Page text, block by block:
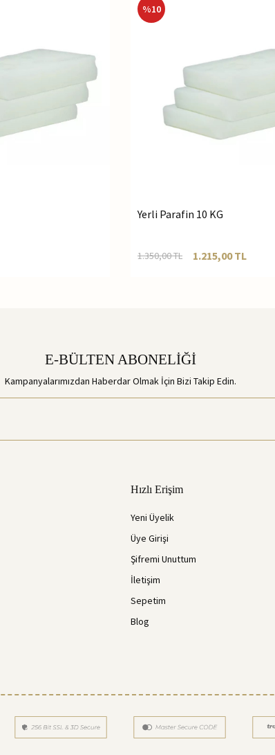
%10
Yerli Parafin 10 KG
1.350,00TL 1.215,00TL
E-BÜLTEN ABONELİĞİ
Kampanyalarımızdan Haberdar Olmak İçin Bizi Takip Edin.
Hızlı Erişim
Yeni Üyelik
Üye Girişi
Şifremi Unuttum
İletişim
Sepetim
Blog